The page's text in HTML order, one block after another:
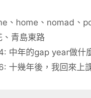
、 home 、 nomad 、
、 青島東路
中年的gap year做什
十幾年後，我回來上